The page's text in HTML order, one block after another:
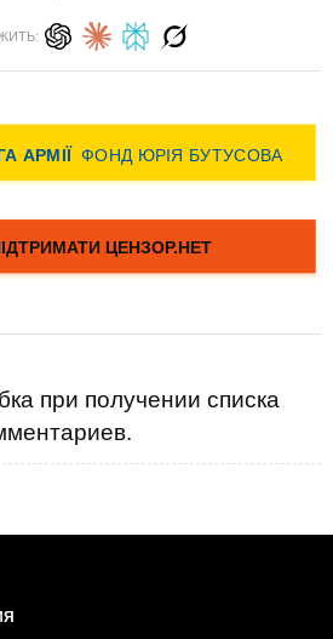
при получении списка